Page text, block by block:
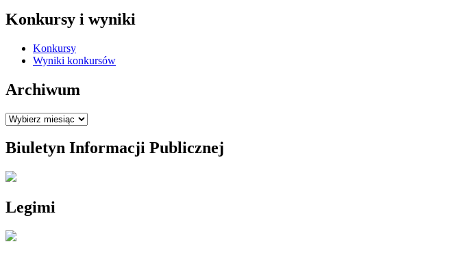
Konkursy i wyniki
Konkursy
Wyniki konkursów
Archiwum
Archiwum
Biuletyn Informacji Publicznej
Legimi